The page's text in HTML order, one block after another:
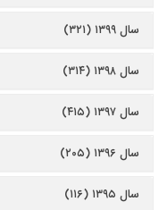
سال ۱۳۹۹ (۳۲۱)
سال ۱۳۹۸ (۳۱۴)
سال ۱۳۹۷ (۴۱۵)
سال ۱۳۹۶ (۲۰۵)
سال ۱۳۹۵ (۱۱۶)